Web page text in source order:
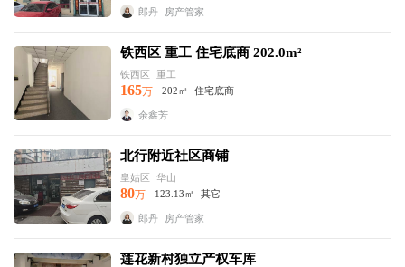
郎丹 房产管家
铁西区 重工 住宅底商 202.0m²
铁西区 重工
165万 202㎡ 住宅底商
余鑫芳
北行附近社区商铺
皇姑区 华山
80万 123.13㎡ 其它
郎丹 房产管家
莲花新村独立产权车库